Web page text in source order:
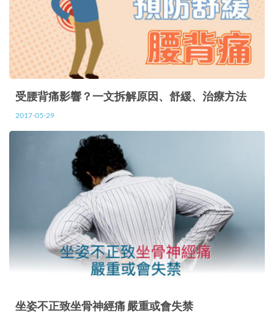
受腰背痛影響？一文拆解原因、舒緩、治療方法
2017-05-29
坐姿不正致坐骨神經痛 嚴重或會失禁